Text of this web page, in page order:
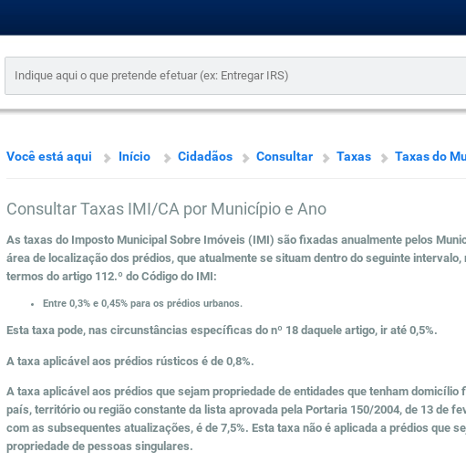
Você está aqui Início Cidadãos Consultar Taxas Taxas do
Consultar Taxas IMI/CA por Município e Ano
As taxas do Imposto Municipal Sobre Imóveis (IMI) são fixadas anualmente pelos
área de localização dos prédios, que atualmente se situam dentro do seguinte intervalo,
termos do artigo 112.º do Código do IMI:
Entre 0,3% e 0,45% para os prédios urbanos.
Esta taxa pode, nas circunstâncias específicas do nº 18 daquele artigo, ir até 0,5%.
A taxa aplicável aos prédios rústicos é de 0,8%.
A taxa aplicável aos prédios que sejam propriedade de entidades que tenham domicílio
país, território ou região constante da lista aprovada pela Portaria 150/2004, de 13 de
com as subsequentes atualizações, é de 7,5%. Esta taxa não é aplicada a prédios que
propriedade de pessoas singulares.